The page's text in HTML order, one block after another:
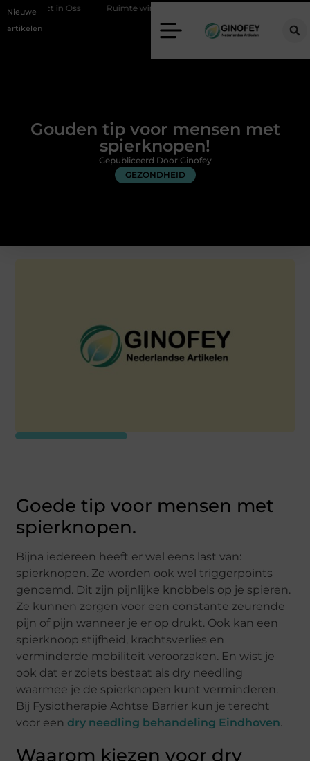
Nieuwe
artikelen
Ruimte winnen in de slaapkamer met een boxspring met
Gouden tip voor mensen met
spierknopen!
GEZONDHEID
Gepubliceerd Door Ginofey
Goede tip voor mensen met
spierknopen.
Bijna iedereen heeft er wel eens last van:
spierknopen. Ze worden ook wel triggerpoints
genoemd. Dit zijn pijnlijke knobbels op je spieren.
Ze kunnen zorgen voor een constante zeurende
pijn of pijn wanneer je er op drukt. Ook kan een
spierknoop stijfheid, krachtsverlies en
verminderde mobiliteit veroorzaken. En wist je
ook dat er zoiets bestaat als dry needling
waarmee je de spierknopen kunt verminderen.
Bij Fysiotherapie Achtse Barrier kun je terecht
voor een dry needling behandeling Eindhoven.
Waarom kiezen voor dry